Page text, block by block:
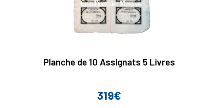
Planche de 10 Assignats 5 Livres
Prix
319€